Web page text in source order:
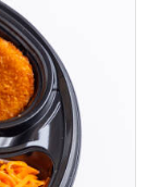
いため、最後
。